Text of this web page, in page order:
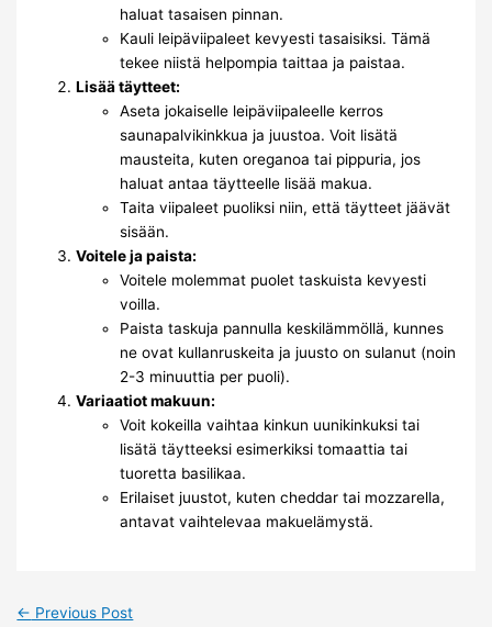
haluat tasaisen pinnan.
Kauli leipäviipaleet kevyesti tasaisiksi. Tämä
tekee niistä helpompia taittaa ja paistaa.
Lisää täytteet:
Aseta jokaiselle leipäviipaleelle kerros
saunapalvikinkkua ja juustoa. Voit lisätä
mausteita, kuten oreganoa tai pippuria, jos
haluat antaa täytteelle lisää makua.
Taita viipaleet puoliksi niin, että täytteet jäävät
sisään.
Voitele ja paista:
Voitele molemmat puolet taskuista kevyesti
voilla.
Paista taskuja pannulla keskilämmöllä, kunnes
ne ovat kullanruskeita ja juusto on sulanut (noin
2-3 minuuttia per puoli).
Variaatiot makuun:
Voit kokeilla vaihtaa kinkun uunikinkuksi tai
lisätä täytteeksi esimerkiksi tomaattia tai
tuoretta basilikaa.
Erilaiset juustot, kuten cheddar tai mozzarella,
antavat vaihtelevaa makuelämystä.
← Previous Post